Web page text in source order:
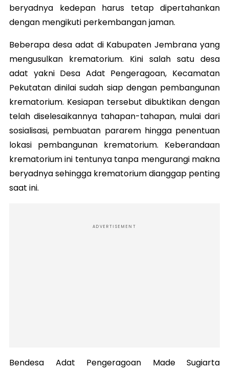
beryadnya kedepan harus tetap dipertahankan
dengan mengikuti perkembangan jaman.
Beberapa desa adat di Kabupaten Jembrana yang
mengusulkan krematorium. Kini salah satu desa
adat yakni Desa Adat Pengeragoan, Kecamatan
Pekutatan dinilai sudah siap dengan pembangunan
krematorium. Kesiapan tersebut dibuktikan dengan
telah diselesaikannya tahapan-tahapan, mulai dari
sosialisasi, pembuatan pararem hingga penentuan
lokasi pembangunan krematorium. Keberandaan
krematorium ini tentunya tanpa mengurangi makna
beryadnya sehingga krematorium dianggap penting
saat ini.
ADVERTISEMENT
Bendesa Adat Pengeragoan Made Sugiarta